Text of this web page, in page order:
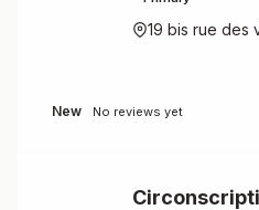
19 bis rue des
New No reviews yet